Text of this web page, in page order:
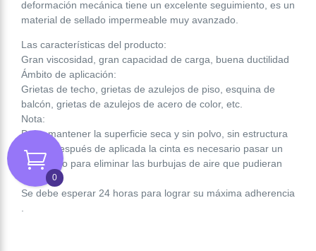
deformación mecánica tiene un excelente seguimiento, es un
material de sellado impermeable muy avanzado.
Las características del producto:
Gran viscosidad, gran capacidad de carga, buena ductilidad
Ámbito de aplicación:
Grietas de techo, grietas de azulejos de piso, esquina de
balcón, grietas de azulejos de acero de color, etc.
Nota:
Debe mantener la superficie seca y sin polvo, sin estructura
suelta, después de aplicada la cinta es necesario pasar un
paño seco para eliminar las burbujas de aire que pudieran
quedar.
Se debe esperar 24 horas para lograr su máxima adherencia
0